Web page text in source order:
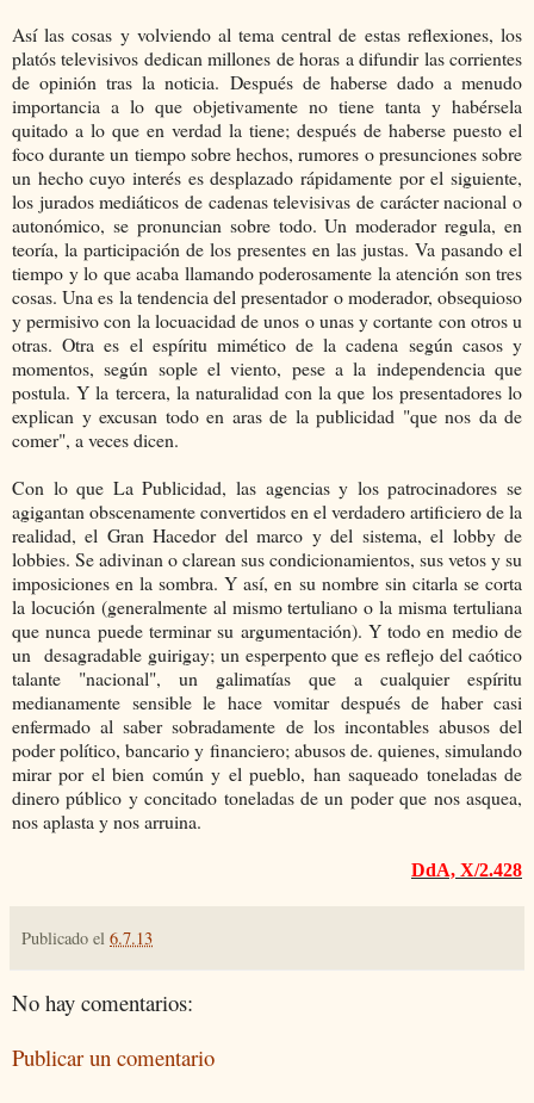
Así las cosas y volviendo al tema central de estas reflexiones, los
platós televisivos dedican millones de horas a difundir las corrientes
de opinión tras la noticia. Después de haberse dado a menudo
importancia a lo que objetivamente no tiene tanta y habérsela
quitado a lo que en verdad la tiene; después de haberse puesto el
foco durante un tiempo sobre hechos, rumores o presunciones sobre
un hecho cuyo interés es desplazado rápidamente por el siguiente,
los jurados mediáticos de cadenas televisivas de carácter nacional o
autonómico, se pronuncian sobre todo. Un moderador regula, en
teoría, la participación de los presentes en las justas. Va pasando el
tiempo y lo que acaba llamando poderosamente la atención son tres
cosas. Una es la tendencia del presentador o moderador, obsequioso
y permisivo con la locuacidad de unos o unas y cortante con otros u
otras. Otra es el espíritu mimético de la cadena según casos y
momentos, según sople el viento, pese a la independencia que
postula. Y la tercera, la naturalidad con la que los presentadores lo
explican y excusan todo en aras de la publicidad "que nos da de
comer", a veces dicen.
Con lo que La Publicidad, las agencias y los patrocinadores se
agigantan obscenamente convertidos en el verdadero artificiero de la
realidad, el Gran Hacedor del marco y del sistema, el lobby de
lobbies. Se adivinan o clarean sus condicionamientos, sus vetos y su
imposiciones en la sombra. Y así, en su nombre sin citarla se corta
la locución (generalmente al mismo tertuliano o la misma tertuliana
que nunca puede terminar su argumentación). Y todo en medio de
un desagradable guirigay; un esperpento que es reflejo del caótico
talante "nacional", un galimatías que a cualquier espíritu
medianamente sensible le hace vomitar después de haber casi
enfermado al saber sobradamente de los incontables abusos del
poder político, bancario y financiero; abusos de. quienes, simulando
mirar por el bien común y el pueblo, han saqueado toneladas de
dinero público y concitado toneladas de un poder que nos asquea,
nos aplasta y nos arruina.
DdA, X/2.428
Publicado el 6.7.13
No hay comentarios:
Publicar un comentario